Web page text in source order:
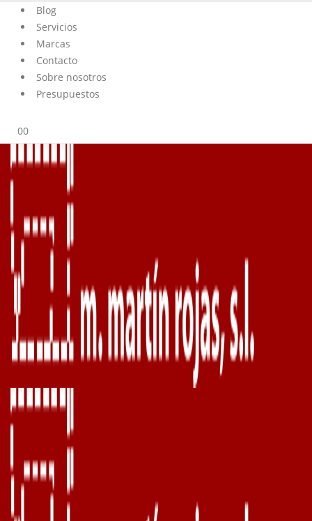
Blog
Servicios
Marcas
Contacto
Sobre nosotros
Presupuestos
00